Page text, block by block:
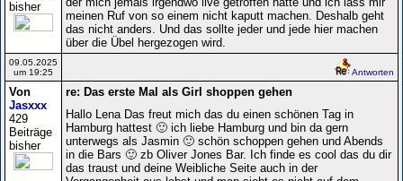
bisher
meinen Ruf von so einem nicht kaputt machen. Deshalb geht
das nicht anders. Und das sollte jeder und jede hier machen
über die Übel hergezogen wird.
09.05.2025
um 19:25
Antworten
Von
Jasxxx
429
Beiträge
bisher
re: Das erste Mal als Girl shoppen gehen
Hallo Lena Das freut mich das du einen schönen Tag in
Hamburg hattest 🙂 ich liebe Hamburg und bin da gern
unterwegs als Jasmin 🙂 schön schoppen gehen und Abends
in die Bars 🙂 zb Oliver Jones Bar. Ich finde es cool das du dir
das traust und deine Weibliche Seite auch in der